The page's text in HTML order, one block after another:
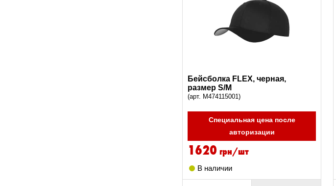
Бейсболка FLEX, черная,
размер S/M
(арт. M474115001)
Специальная цена после
авторизации
1620 грн/шт
В наличии